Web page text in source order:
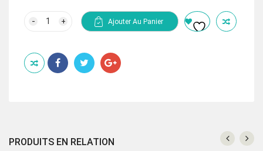
initial
était :
actuel
est :
MOIS
"MAMAN"
Ajouter Au Panier
PRODUITS EN RELATION